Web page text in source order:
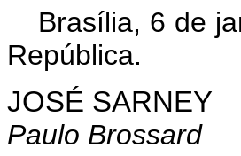
Brasília, 6 de
República.
JOSÉ SARNEY
Paulo Brossard